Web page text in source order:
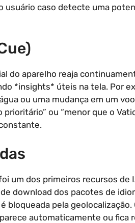
usuário caso detecte uma
do aparelho reaja
*insights* úteis na tela. Por
ou uma mudança em um
ou “menor que o
um dos primeiros recursos de
download dos pacotes de
bloqueada pela geolocalização.
automaticamente ou fica